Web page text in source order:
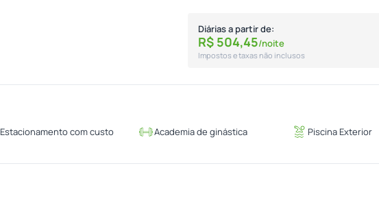
Diárias a partir de:
R$ 504,45/noite
Impostos e taxas não inclusos
Estacionamento com custo Academia de ginástica Piscina Exterior